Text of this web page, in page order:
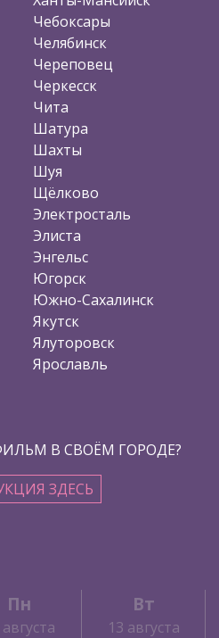
Чебоксары
Челябинск
Череповец
Черкесск
Чита
Шатура
Шахты
Шуя
Щёлково
Электросталь
Элиста
Энгельс
Югорск
Южно-Сахалинск
Якутск
Ялуторовск
Ярославль
В СВОЁМ ГОРОДЕ?
ЗДЕСЬ
Пн Вт
13 августа